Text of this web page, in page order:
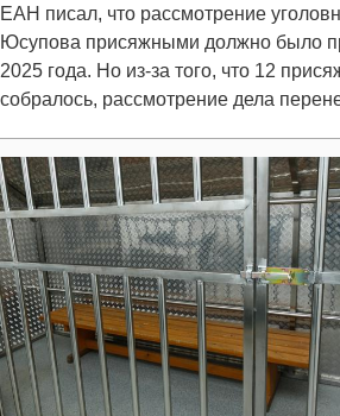
ЕАН писал, что рассмотрение
Юсупова присяжными должно было
2025 года. Но из-за того, что 12
собралось, рассмотрение дела